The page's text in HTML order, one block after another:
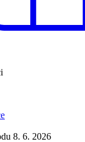
8. 6. 2026